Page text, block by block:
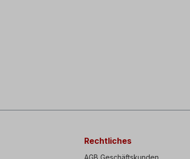
Rechtliches
AGB Geschäftskunden